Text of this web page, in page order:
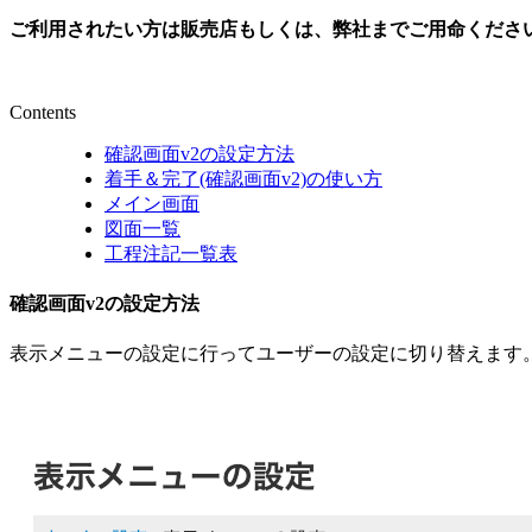
ご利用されたい方は販売店もしくは、弊社までご用命くださ
Contents
確認画面v2の設定方法
着手＆完了(確認画面v2)の使い方
メイン画面
図面一覧
工程注記一覧表
確認画面v2の設定方法
表示メニューの設定に行ってユーザーの設定に切り替えます